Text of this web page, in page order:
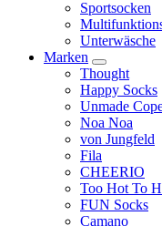
Sportsocken
Unterwäsche
Marken
Thought
Happy Socks
Unmade
Noa Noa
von Jungfeld
Fila
CHEERIO
Too Hot To
FUN Socks
Camano